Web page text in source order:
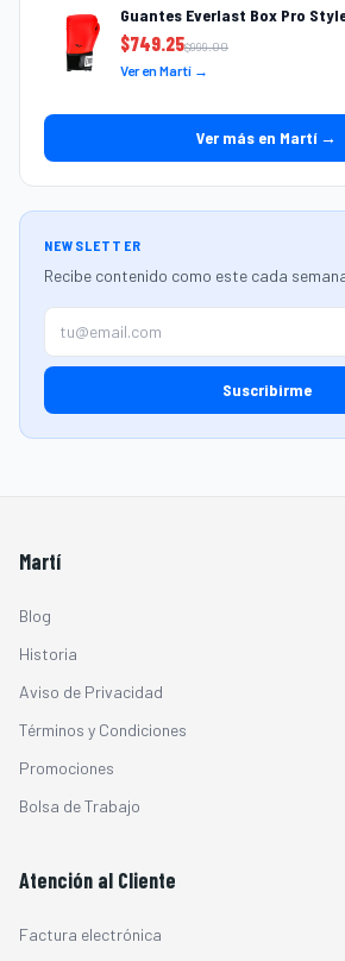
Guantes Everlast Box Pro
$749.25$999.00
Ver en Martí →
Ver más en Martí →
NEWSLETTER
Recibe contenido como este cada
Suscribirme
Martí
Blog
Historia
Aviso de Privacidad
Términos y Condiciones
Promociones
Bolsa de Trabajo
Atención al Cliente
Factura electrónica